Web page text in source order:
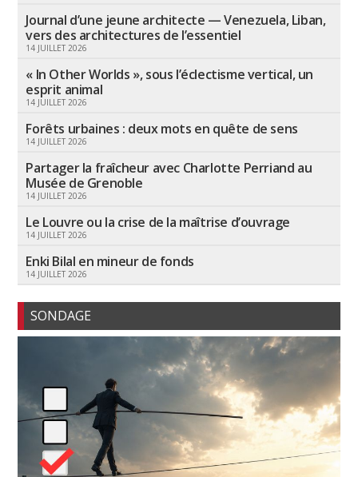
Journal d’une jeune architecte — Venezuela, Liban,
vers des architectures de l’essentiel
14 JUILLET 2026
« In Other Worlds », sous l’éclectisme vertical, un
esprit animal
14 JUILLET 2026
Forêts urbaines : deux mots en quête de sens
14 JUILLET 2026
Partager la fraîcheur avec Charlotte Perriand au
Musée de Grenoble
14 JUILLET 2026
Le Louvre ou la crise de la maîtrise d’ouvrage
14 JUILLET 2026
Enki Bilal en mineur de fonds
14 JUILLET 2026
SONDAGE